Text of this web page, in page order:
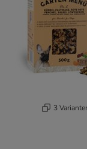
3